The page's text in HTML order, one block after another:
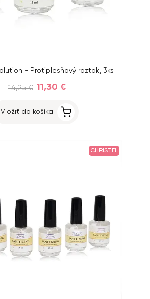
- Protiplesňový roztok, 3ks
14,25 € 11,30 €
Vložiť do košíka
CHRISTEL